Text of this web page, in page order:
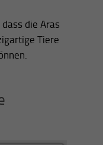
die Aras
Tiere